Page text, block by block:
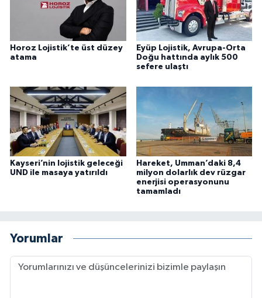
Horoz Lojistik’te üst düzey
atama
Eyüp Lojistik, Avrupa-Orta
Doğu hattında aylık 500
sefere ulaştı
Kayseri’nin lojistik geleceği
UND ile masaya yatırıldı
Hareket, Umman’daki 8,4
milyon dolarlık dev rüzgar
enerjisi operasyonunu
tamamladı
Yorumlar